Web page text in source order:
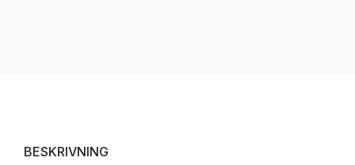
BESKRIVNING